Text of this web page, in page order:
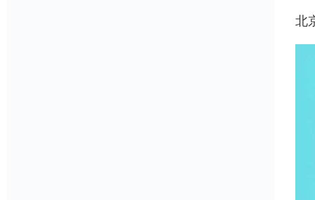
北